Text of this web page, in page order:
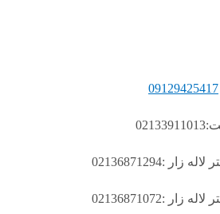
09129425417
:02136871294
:02136871072